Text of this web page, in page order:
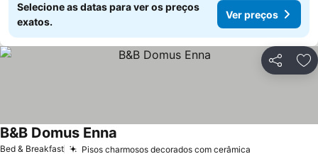
Selecione as datas para ver os preços
exatos.
Ver preços
Partilhar
Bed & Breakfast Pisos charmosos decorados com cerâmica
B&B Domus Enna